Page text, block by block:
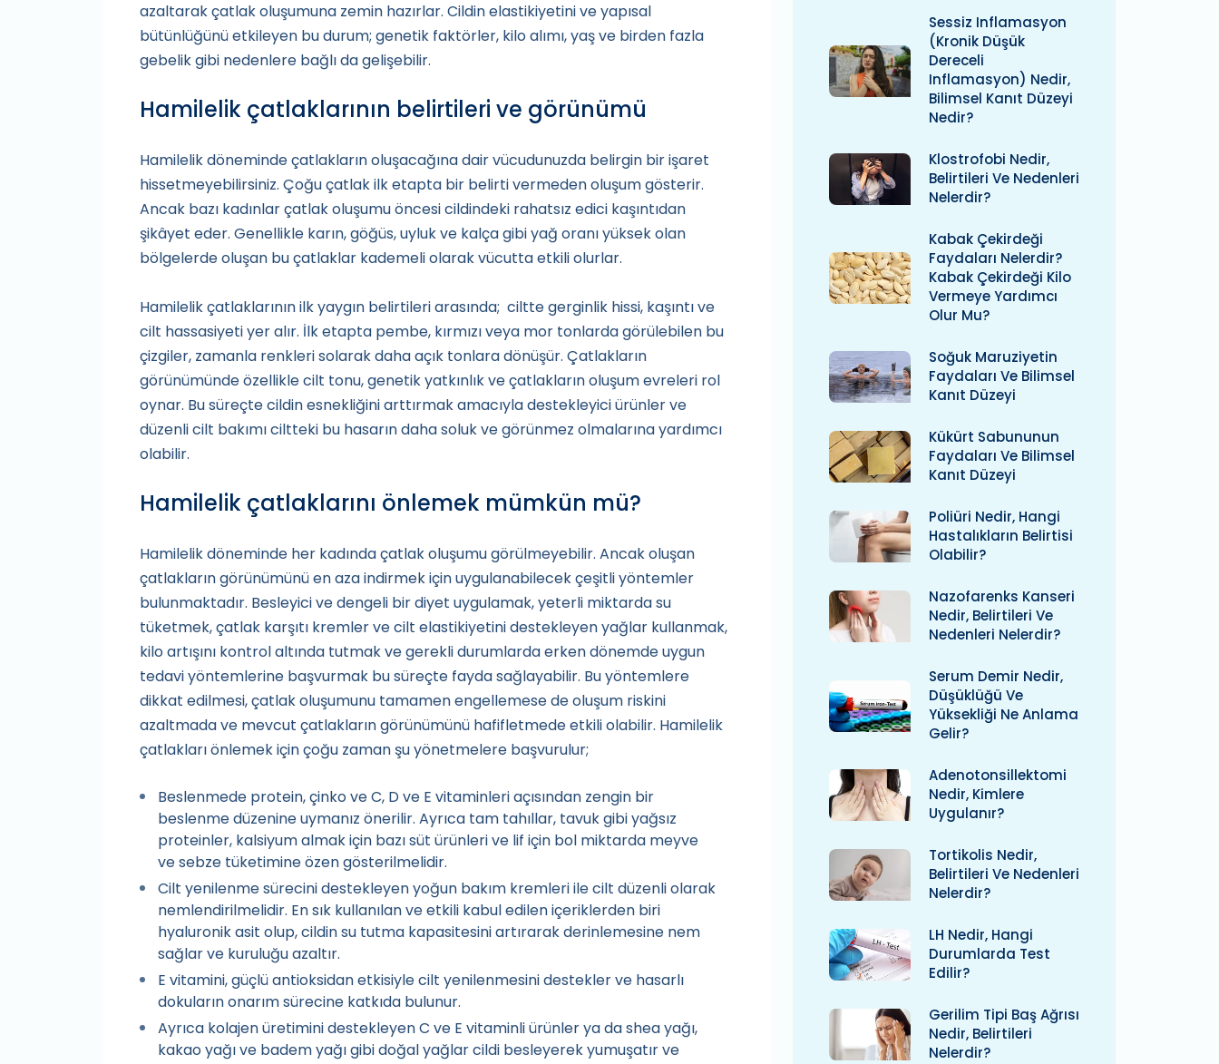
azaltarak çatlak oluşumuna zemin hazırlar. Cildin elastikiyetini ve yapısal
bütünlüğünü etkileyen bu durum; genetik faktörler, kilo alımı, yaş ve birden fazla
gebelik gibi nedenlere bağlı da gelişebilir.
Hamilelik çatlaklarının belirtileri ve görünümü
Hamilelik döneminde çatlakların oluşacağına dair vücudunuzda belirgin bir işaret
hissetmeyebilirsiniz. Çoğu çatlak ilk etapta bir belirti vermeden oluşum gösterir.
Ancak bazı kadınlar çatlak oluşumu öncesi cildindeki rahatsız edici kaşıntıdan
şikâyet eder. Genellikle karın, göğüs, uyluk ve kalça gibi yağ oranı yüksek olan
bölgelerde oluşan bu çatlaklar kademeli olarak vücutta etkili olurlar.
Hamilelik çatlaklarının ilk yaygın belirtileri arasında; ciltte gerginlik hissi, kaşıntı ve
cilt hassasiyeti yer alır. İlk etapta pembe, kırmızı veya mor tonlarda görülebilen bu
çizgiler, zamanla renkleri solarak daha açık tonlara dönüşür. Çatlakların
görünümünde özellikle cilt tonu, genetik yatkınlık ve çatlakların oluşum evreleri rol
oynar. Bu süreçte cildin esnekliğini arttırmak amacıyla destekleyici ürünler ve
düzenli cilt bakımı ciltteki bu hasarın daha soluk ve görünmez olmalarına yardımcı
olabilir.
Hamilelik çatlaklarını önlemek mümkün mü?
Hamilelik döneminde her kadında çatlak oluşumu görülmeyebilir. Ancak oluşan
çatlakların görünümünü en aza indirmek için uygulanabilecek çeşitli yöntemler
bulunmaktadır. Besleyici ve dengeli bir diyet uygulamak, yeterli miktarda su
tüketmek, çatlak karşıtı kremler ve cilt elastikiyetini destekleyen yağlar kullanmak,
kilo artışını kontrol altında tutmak ve gerekli durumlarda erken dönemde uygun
tedavi yöntemlerine başvurmak bu süreçte fayda sağlayabilir. Bu yöntemlere
dikkat edilmesi, çatlak oluşumunu tamamen engellemese de oluşum riskini
azaltmada ve mevcut çatlakların görünümünü hafifletmede etkili olabilir. Hamilelik
çatlakları önlemek için çoğu zaman şu yönetmelere başvurulur;
Beslenmede protein, çinko ve C, D ve E vitaminleri açısından zengin bir
beslenme düzenine uymanız önerilir. Ayrıca tam tahıllar, tavuk gibi yağsız
proteinler, kalsiyum almak için bazı süt ürünleri ve lif için bol miktarda meyve
ve sebze tüketimine özen gösterilmelidir.
Cilt yenilenme sürecini destekleyen yoğun bakım kremleri ile cilt düzenli olarak
nemlendirilmelidir. En sık kullanılan ve etkili kabul edilen içeriklerden biri
hyaluronik asit olup, cildin su tutma kapasitesini artırarak derinlemesine nem
sağlar ve kuruluğu azaltır.
E vitamini, güçlü antioksidan etkisiyle cilt yenilenmesini destekler ve hasarlı
dokuların onarım sürecine katkıda bulunur.
Ayrıca kolajen üretimini destekleyen C ve E vitaminli ürünler ya da shea yağı,
kakao yağı ve badem yağı gibi doğal yağlar cildi besleyerek yumuşatır ve
Sessiz Inflamasyon
(kronik Düşük
Dereceli
Inflamasyon) Nedir,
Bilimsel Kanıt Düzeyi
Nedir?
Klostrofobi Nedir,
Belirtileri Ve Nedenleri
Nelerdir?
Kabak Çekirdeği
Faydaları Nelerdir?
Kabak Çekirdeği Kilo
Vermeye Yardımcı
Olur Mu?
Soğuk Maruziyetin
Faydaları Ve Bilimsel
Kanıt Düzeyi
Kükürt Sabununun
Faydaları Ve Bilimsel
Kanıt Düzeyi
Poliüri Nedir, Hangi
Hastalıkların Belirtisi
Olabilir?
Nazofarenks Kanseri
Nedir, Belirtileri Ve
Nedenleri Nelerdir?
Serum Demir Nedir,
Düşüklüğü Ve
Yüksekliği Ne Anlama
Gelir?
Adenotonsillektomi
Nedir, Kimlere
Uygulanır?
Tortikolis Nedir,
Belirtileri Ve Nedenleri
Nelerdir?
LH Nedir, Hangi
Durumlarda Test
Edilir?
Gerilim Tipi Baş Ağrısı
Nedir, Belirtileri
Nelerdir?